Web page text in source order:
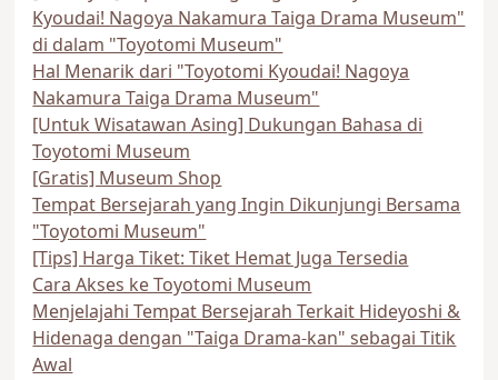
Kyoudai! Nagoya Nakamura Taiga Drama Museum"
di dalam "Toyotomi Museum"
Hal Menarik dari "Toyotomi Kyoudai! Nagoya
Nakamura Taiga Drama Museum"
[Untuk Wisatawan Asing] Dukungan Bahasa di
Toyotomi Museum
[Gratis] Museum Shop
Tempat Bersejarah yang Ingin Dikunjungi Bersama
"Toyotomi Museum"
[Tips] Harga Tiket: Tiket Hemat Juga Tersedia
Cara Akses ke Toyotomi Museum
Menjelajahi Tempat Bersejarah Terkait Hideyoshi &
Hidenaga dengan "Taiga Drama-kan" sebagai Titik
Awal